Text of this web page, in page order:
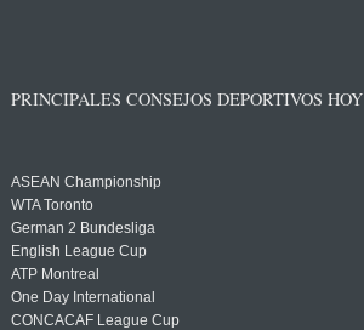
PRINCIPALES CONSEJOS DEPORTIVOS HOY
ASEAN Championship
WTA Toronto
German 2 Bundesliga
English League Cup
ATP Montreal
One Day International
CONCACAF League Cup